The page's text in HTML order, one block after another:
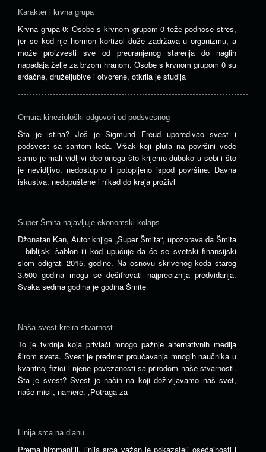
Karakter i krvna grupa
Krvna grupa 0: Osobe s krvnom grupom 0 teže podnose stres,
jer se kod nje hormon kortizol duže zadržava u organizmu, a
može proizvesti sve od preuranjenog starenja do naglih
napadaja želje za brzom hranom. Osobe s krvnom grupom 0 su
srdačne, druželjubive i otvorene, otkrila je studija
Omura kineziološki odgovori od podsvesnog
Šta je istina? Još je Sigmund Freud upoređivao svest i
podsvest sa santom leda. Vršak koji pluta na površini vode
samo je mali vidljivi deo onoga što krijemo duboko u sebi i što
je nevidljivo, nedostupno i potopljeno ispod površine. Davna
iskustva, nedopuštene i nikad do kraja proživl
Super Šmita najavljuje ekonomski kolaps
Džonatan Kan, Autor knjige „Super Šmita“, upozorava da Šmita
– biblijski šablon ili kod upućuje da će se svetski finansijski
slom odigrati 2015. godine. Na osnovu skrivenog koda starog
3.500 godina mogu se dešifrovati najpreciznija predviđanja.
Svaka sedma godina je godina Šmite
Naša svest kreira stvarnost
To je tvrdnja koja privlači mnogo pažnje alternativnih medija
širom sveta. Svest je predmet proučavanja mnogih naučnika u
kvantnoj fizici i njene povezanosti sa prirodom naše stvarnosti.
Šta je svest? Svest je način na koji doživljavamo naš svet,
naše misli, namere. „Potraga za
Linija srca na dlanu
Prema hiromantiji, linija srca važan je pokazatelj osećajnosti i